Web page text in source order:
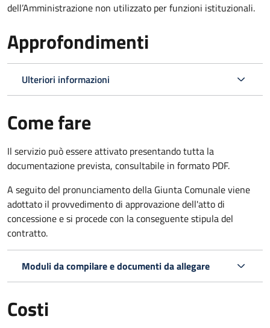
dell’Amministrazione non utilizzato per funzioni istituzionali.
Approfondimenti
Ulteriori informazioni
Come fare
Il servizio può essere attivato presentando tutta la
documentazione prevista, consultabile in formato PDF.
A seguito del pronunciamento della Giunta Comunale viene
adottato il provvedimento di approvazione dell'atto di
concessione e si procede con la conseguente stipula del
contratto.
Moduli da compilare e documenti da allegare
Costi